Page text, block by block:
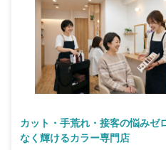
カット・手荒れ・接客の悩みゼ
なく輝けるカラー専門店